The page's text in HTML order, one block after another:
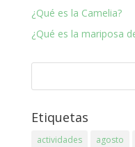
¿Qué es la Camelia?
¿Qué es la mariposa
Etiquetas
actividades agosto